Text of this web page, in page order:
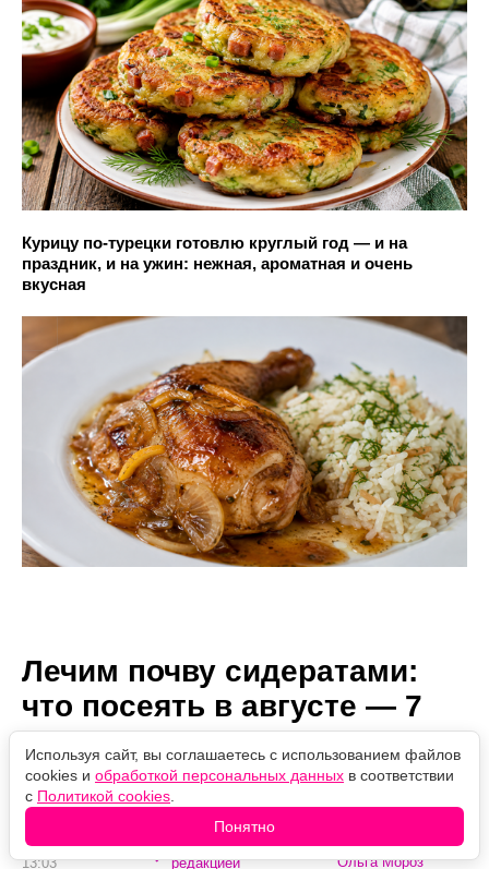
Курицу по-турецки готовлю круглый год — и на
праздник, и на ужин: нежная, ароматная и очень
вкусная
Лечим почву сидератами:
что посеять в августе — 7
культур, которые успеют
принести пользу до осени
08.08.2026
13:03
Проверено
редакцией
Автор:
Ольга Мороз
Используя сайт, вы соглашаетесь с использованием файлов
cookies и обработкой персональных данных в соответствии
с Политикой cookies
Понятно